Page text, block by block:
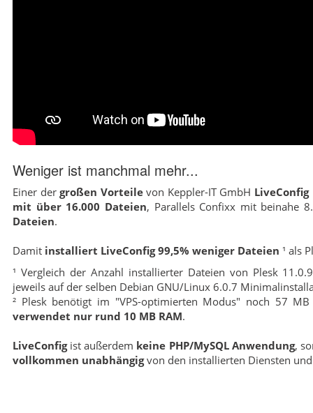
Weniger ist manchmal mehr...
Einer dergroßen Vorteilevon Keppler-IT GmbH LiveConfig
mit über 16.000 Dateien, Parallels Confixx mit beinahe
Dateien.
Damit installiert LiveConfig 99,5% weniger Dateien ¹ als
¹ Vergleich der Anzahl installierter Dateien von Plesk
jeweils auf der selben Debian GNU/Linux 6.0.7
² Plesk benötigt im "VPS-optimierten Modus" noch 57
verwendet nur rund 10 MB RAM.
LiveConfigist außerdem keine PHP/MySQL Anwendung,
vollkommen unabhängigvon den installierten Diensten